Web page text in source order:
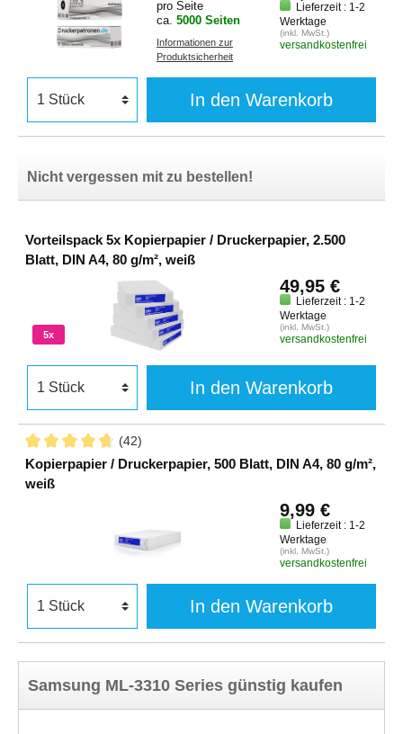
pro Seite
ca. 5000 Seiten
Informationen zur
Produktsicherheit
Lieferzeit : 1-2
Werktage
(inkl. MwSt.)
versandkostenfrei
In den Warenkorb
Nicht vergessen mit zu bestellen!
Vorteilspack 5x Kopierpapier / Druckerpapier, 2.500
Blatt, DIN A4, 80 g/m², weiß
5x
49,95 €
Lieferzeit : 1-2
Werktage
(inkl. MwSt.)
versandkostenfrei
In den Warenkorb
(42)
Kopierpapier / Druckerpapier, 500 Blatt, DIN A4, 80 g/m²,
weiß
9,99 €
Lieferzeit : 1-2
Werktage
(inkl. MwSt.)
versandkostenfrei
In den Warenkorb
Samsung ML-3310 Series günstig kaufen